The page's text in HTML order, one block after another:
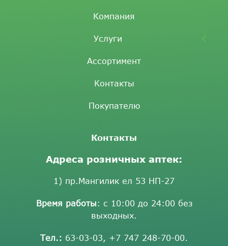
Компания
Услуги
Ассортимент
Контакты
Покупателю
Контакты
Адреса розничных аптек:
1) пр.Мангилик ел 53 НП-27
Время работы: с 10:00 до 24:00 без
выходных.
Тел.: 63-03-03, +7 747 248-70-00.